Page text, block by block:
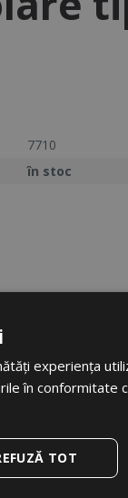
7710
în stoc
experiența
în conformitate
TOT